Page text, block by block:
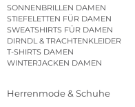
SONNENBRILLEN DAMEN
STIEFELETTEN FÜR DAMEN
SWEATSHIRTS FÜR DAMEN
DIRNDL & TRACHTENKLEIDER
T-SHIRTS DAMEN
WINTERJACKEN DAMEN
Herrenmode & Schuhe